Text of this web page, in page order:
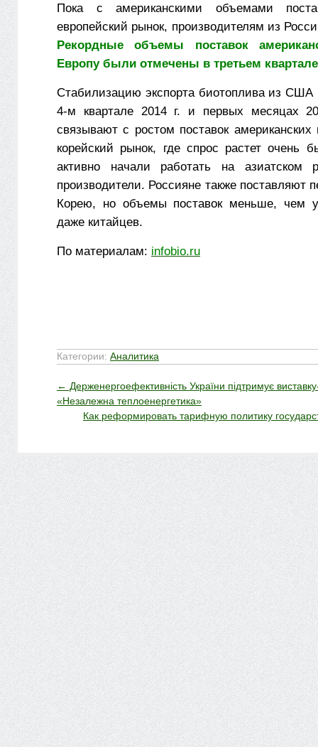
Пока с американскими объемами
европейский рынок, производителям из
Рекордные объемы поставок
Европу были отмечены в третьем квартале
Стабилизацию экспорта биотоплива из
4-м квартале 2014 г. и первых месяцах
связывают с ростом поставок
корейский рынок, где спрос растет очень
активно начали работать на азиатском
производители. Россияне также
Корею, но объемы поставок меньше, чем
даже китайцев.
По материалам: infobio.ru
Категории: Аналитика
← Держенергоефективність України підтримує
«Незалежна теплоенергетика»
Как реформировать тарифную политику